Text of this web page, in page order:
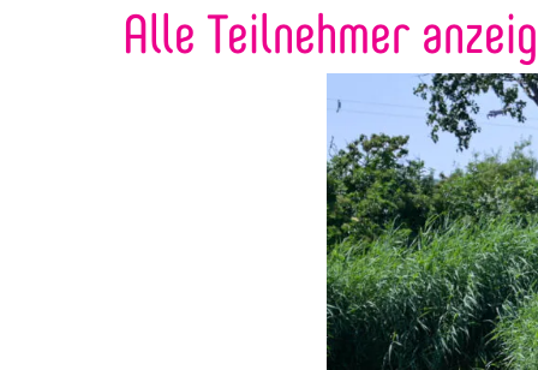
Alle Teilnehmer